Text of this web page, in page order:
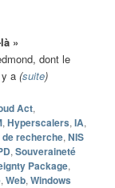
»
dont le
y a(suite)
Act,
,Hyperscalers,IA,
de recherche,NIS
,Souveraineté
Package,
,Web,Windows